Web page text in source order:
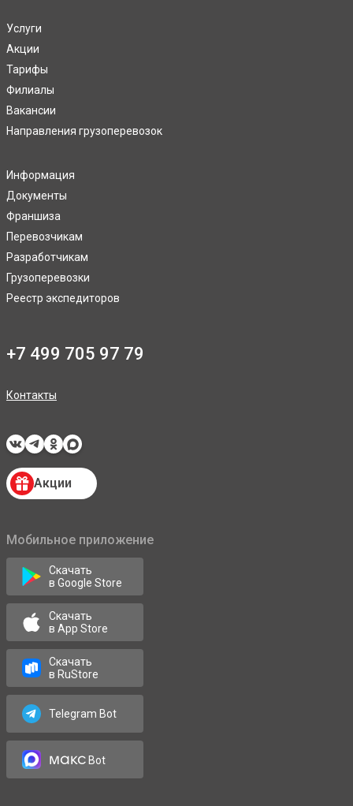
Услуги
Акции
Тарифы
Филиалы
Вакансии
Направления грузоперевозок
Информация
Документы
Франшиза
Перевозчикам
Разработчикам
Грузоперевозки
Реестр экспедиторов
+7 499 705 97 79
Контакты
Акции
Мобильное приложение
Скачать
в Google Store
Скачать
в App Store
Скачать
в RuStore
Telegram Bot
максBot